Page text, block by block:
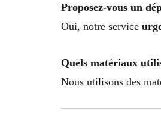
Proposez-vous un
Oui, notre service
Quels matériaux
Nous utilisons des